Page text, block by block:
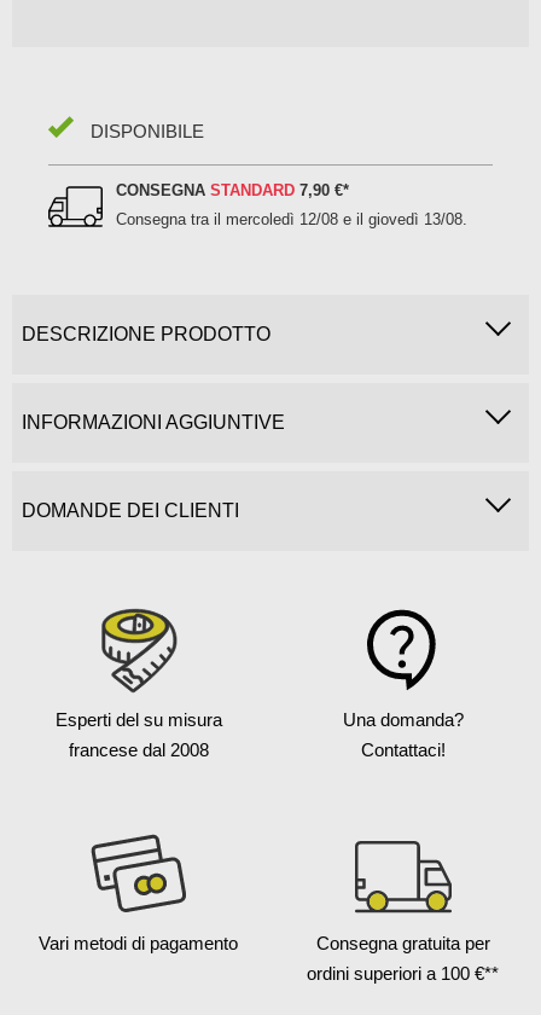
DISPONIBILE
CONSEGNASTANDARD 7,90 €*
Consegna tra il mercoledì 12/08 e il giovedì 13/08.
DESCRIZIONE PRODOTTO
INFORMAZIONI AGGIUNTIVE
DOMANDE DEI CLIENTI
Esperti del su misura
francese dal 2008
Una domanda?
Contattaci!
Vari metodi di pagamento Consegna gratuita per
ordini superiori a 100 €**